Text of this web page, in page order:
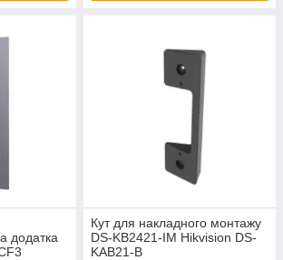
додатка
Кут для накладного монтажу
DS-KB2421-IM Hikvision DS-
KAB21-B